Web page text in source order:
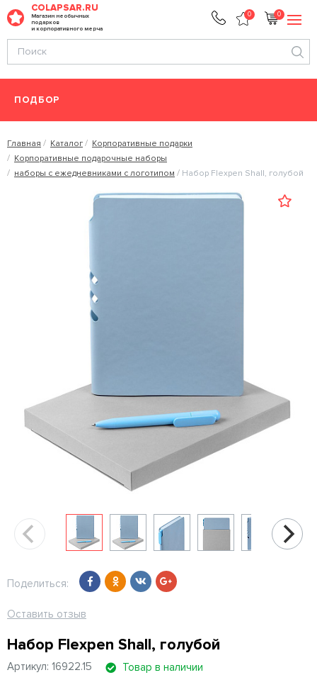
COLAPSAR.RU
Магазин необычных
подарков
и корпоративного мерча
0 0
ПОДБОР
Главная Каталог
Корпоративные подарки
Корпоративные подарочные наборы
наборы с ежедневниками с логотипом
Набор Flexpen Shall, голубой
Поделиться:
Оставить отзыв
Набор Flexpen Shall, голубой
Артикул: 16922.15 Товар в наличии